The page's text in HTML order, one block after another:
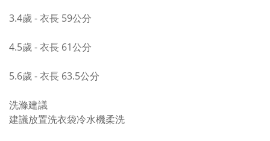
3.4歲 - 衣長 59公分
4.5歲 - 衣長 61公分
5.6歲 - 衣長 63.5公分
洗滌建議
建議放置洗衣袋冷水機柔洗